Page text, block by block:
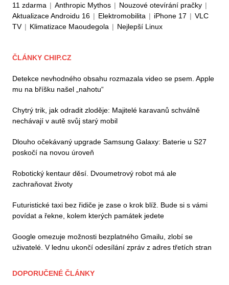
11 zdarma | Anthropic Mythos | Nouzové otevírání pračky |
Aktualizace Androidu 16 | Elektromobilita | iPhone 17 | VLC
TV | Klimatizace Maoudegola | Nejlepší Linux
ČLÁNKY CHIP.CZ
Detekce nevhodného obsahu rozmazala video se psem. Apple
mu na bříšku našel „nahotu“
Chytrý trik, jak odradit zloděje: Majitelé karavanů schválně
nechávají v autě svůj starý mobil
Dlouho očekávaný upgrade Samsung Galaxy: Baterie u S27
poskočí na novou úroveň
Robotický kentaur děsí. Dvoumetrový robot má ale
zachraňovat životy
Futuristické taxi bez řidiče je zase o krok blíž. Bude si s vámi
povídat a řekne, kolem kterých památek jedete
Google omezuje možnosti bezplatného Gmailu, zlobí se
uživatelé. V lednu ukončí odesílání zpráv z adres třetích stran
DOPORUČENÉ ČLÁNKY